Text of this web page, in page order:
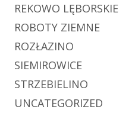
REKOWO LĘBORSKIE
ROBOTY ZIEMNE
ROZŁAZINO
SIEMIROWICE
STRZEBIELINO
UNCATEGORIZED